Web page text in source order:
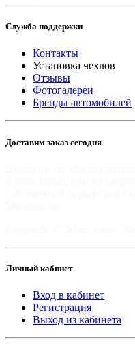
Служба поддержки
Контакты
Установка чехлов
Отзывы
Фотогалереи
Бренды автомобилей
Доставим заказ сегодня
Личный кабинет
Вход в кабинет
Регистрация
Выход из кабинета